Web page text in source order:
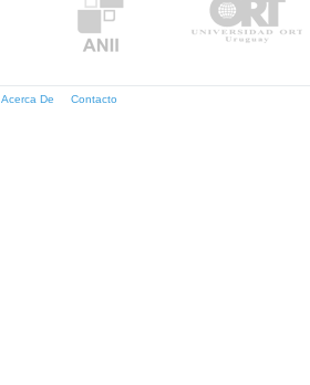
Acerca De Contacto